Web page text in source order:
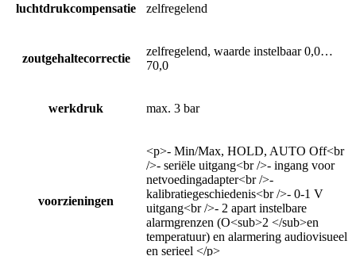
luchtdrukcompensatie zelfregelend
zoutgehaltecorrectie
zelfregelend, waarde instelbaar 0,0…
70,0
werkdruk max. 3 bar
voorzieningen
<p>- Min/Max, HOLD, AUTO Off<br
/>- seriële uitgang<br />- ingang voor
netvoedingadapter<br />-
kalibratiegeschiedenis<br />- 0-1 V
uitgang<br />- 2 apart instelbare
alarmgrenzen (O<sub>2 </sub>en
temperatuur) en alarmering audiovisueel
en serieel </p>